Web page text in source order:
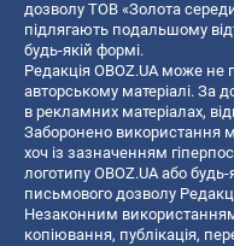
дозволу ТОВ «Золота
підлягають подальшому
будь-якій формі.
Редакція OBOZ.UA може не
авторському матеріалі. За
в рекламних матеріалах,
Заборонено використання
хоч із зазначенням
логотипу OBOZ.UA або
письмового дозволу
Незаконним
копiювання, публiкацiя,